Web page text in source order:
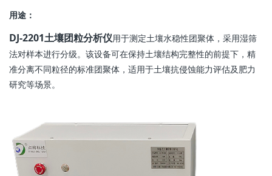
用途：
DJ-2201土壤团粒分析仪用于测定土壤水稳性团聚体，采用湿筛
法对样本进行分级。该设备可在保持土壤结构完整性的前提下，精
准分离不同粒径的标准团聚体，适用于土壤抗侵蚀能力评估及肥力
研究等场景。